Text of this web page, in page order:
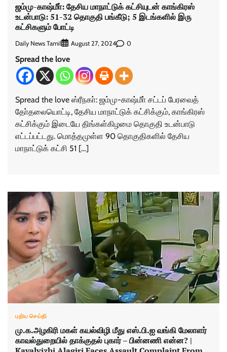
ஜம்மு-காஷ்மீா்: தேசிய மாநாட்டுக் கட்சியுடன் காங்கிரஸ்
உடன்பாடு: 51-32 தொகுதி பங்கீடு; 5 இடங்களில் இரு
கட்சிகளும் போட்டி
Daily News Tamil August 27, 2024 0
Spread the love
Spread the love ஸ்ரீநகா்: ஜம்மு-காஷ்மீா் சட்டப் பேரவைத்
தோ்தலையொட்டி, தேசிய மாநாட்டுக் கட்சிக்கும், காங்கிரஸ்
கட்சிக்கும் இடையே திங்கள்கிழமை தொகுதி உடன்பாடு
எட்டப்பட்டது. மொத்தமுள்ள 90 தொகுதிகளில் தேசிய
மாநாட்டுக் கட்சி 51 […]
புதிய செய்தி
மு.க.அழகிரி மகள் கயல்விழி மீது எஸ்.பி.ஐ வங்கி மேலாளர்
காவல்துறையில் தாக்குதல் புகார் – பின்னணி என்ன? |